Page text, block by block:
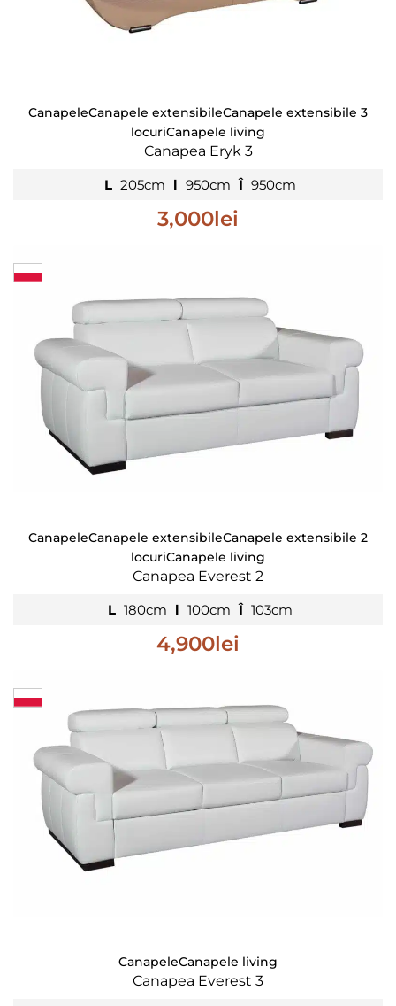
CanapeleCanapele extensibileCanapele extensibile 3
locuriCanapele living
Canapea Eryk 3
L 205cm l 950cm Î 950cm
3,000lei
CanapeleCanapele extensibileCanapele extensibile 2
locuriCanapele living
Canapea Everest 2
L 180cm l 100cm Î 103cm
4,900lei
CanapeleCanapele living
Canapea Everest 3